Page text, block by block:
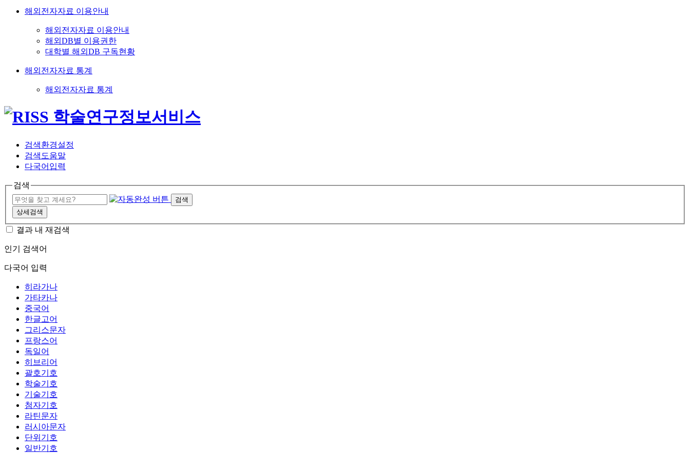
해외전자자료 이용안내
해외전자자료 이용안내
해외DB별 이용권한
대학별 해외DB 구독현황
해외전자자료 통계
해외전자자료 통계
검색환경설정
검색도움말
다국어입력
검색
검색
상세검색
결과 내 재검색
인기 검색어
다국어 입력
히라가나
가타카나
중국어
한글고어
그리스문자
프랑스어
독일어
히브리어
괄호기호
학술기호
기술기호
첨자기호
라틴문자
러시아문자
단위기호
일반기호